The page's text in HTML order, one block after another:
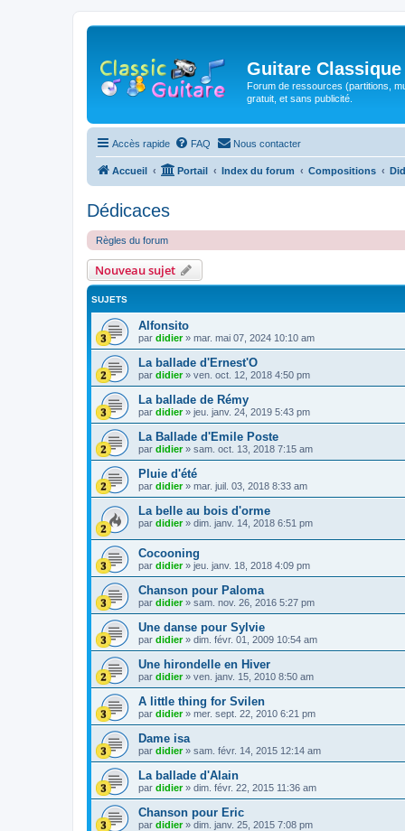
Guitare Classique
Forum de ressources (partitions,
gratuit, et sans publicité.
Accès rapide FAQ Nous contacter
Accueil Portail Index du forum Compositions
Dédicaces
Règles du forum
Nouveau sujet
SUJETS
Alfonsito
par didier» mar. mai 07, 2024 10:10 am
La ballade d'Ernest'O
par didier» ven. oct. 12, 2018 4:50 pm
La ballade de Rémy
par didier» jeu. janv. 24, 2019 5:43 pm
La Ballade d'Emile Poste
par didier» sam. oct. 13, 2018 7:15 am
Pluie d'été
par didier» mar. juil. 03, 2018 8:33 am
La belle au bois d'orme
par didier» dim. janv. 14, 2018 6:51 pm
Cocooning
par didier» jeu. janv. 18, 2018 4:09 pm
Chanson pour Paloma
par didier» sam. nov. 26, 2016 5:27 pm
Une danse pour Sylvie
par didier» dim. févr. 01, 2009 10:54 am
Une hirondelle en Hiver
par didier» ven. janv. 15, 2010 8:50 am
A little thing for Svilen
par didier» mer. sept. 22, 2010 6:21 pm
Dame isa
par didier» sam. févr. 14, 2015 12:14 am
La ballade d'Alain
par didier» dim. févr. 22, 2015 11:36 am
Chanson pour Eric
par didier» dim. janv. 25, 2015 7:08 pm